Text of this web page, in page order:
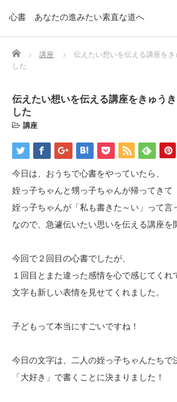
心書 あなたの進みたい素直な道へ
Home 講座
伝えたい想いを伝える講座を
した
伝えたい想いを伝える講座をきゅう
した
講座
今日は、おうちで心書をやっていたら、
姪っ子ちゃんと甥っ子ちゃんが帰ってきて
姪っ子ちゃんが「私も書きた～い」って言
なので、急遽伝いたい思いを伝える講座を
今回で２回目の心書でしたが、
１回目とまた違った感情を心で感じてくれ
文字も新しい表情を見せてくれました。
子どもって本当にすごいですね！
今日の文字は、二人の姪っ子ちゃんたちで
「大好き」で書くことに決まりました！